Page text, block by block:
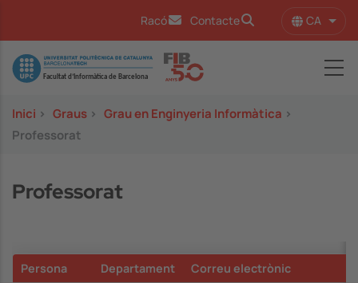
Racó Contacte CA
Image
Inici > Graus > Grau en Enginyeria Informàtica >
Professorat
Professorat
Persona Departament
Correu electrònic